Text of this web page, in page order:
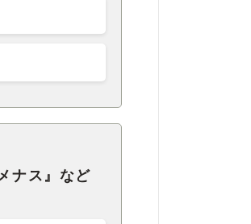
ナス』など